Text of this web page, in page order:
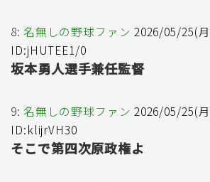
8: 名無しの野球ファン 2026/05/25(
ID:jHUTEE1/0
坂本勇人選手兼任監督
9: 名無しの野球ファン 2026/05/25(
ID:klijrVH30
そこで第四次原政権よ